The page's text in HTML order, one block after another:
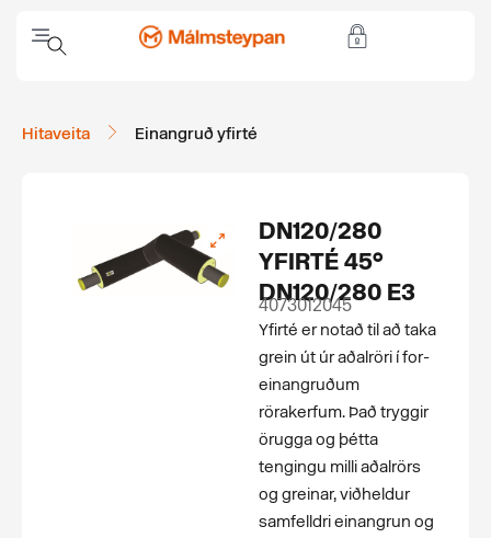
Hitaveita Einangruð yfirté
DN120/280
YFIRTÉ 45°
DN120/280 E3
4073012045
Yfirté er notað til að taka
grein út úr aðalröri í for­
einangruðum
rörakerfum. Það tryggir
örugga og þétta
tengingu milli aðalrörs
og greinar, viðheldur
samfelldri einangrun og